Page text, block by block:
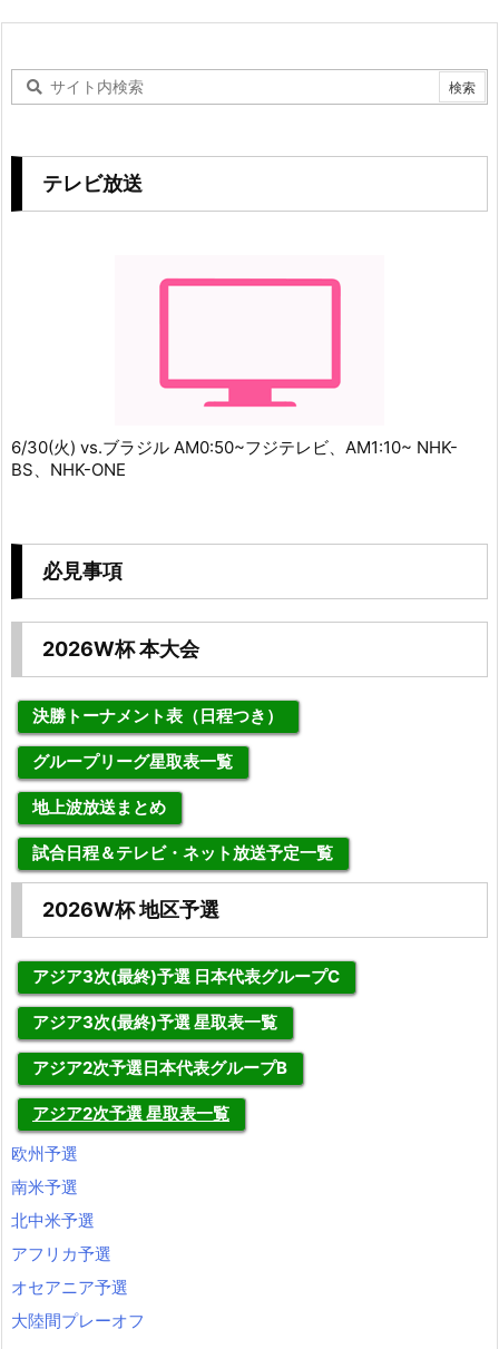
テレビ放送
6/30(火) vs.ブラジル AM0:50~フジテレビ、AM1:10~ NHK-
BS、NHK-ONE
必見事項
2026W杯 本大会
決勝トーナメント表（日程つき）
グループリーグ星取表一覧
地上波放送まとめ
試合日程＆テレビ・ネット放送予定一覧
2026W杯 地区予選
アジア3次(最終)予選 日本代表グループC
アジア3次(最終)予選 星取表一覧
アジア2次予選日本代表グループB
アジア2次予選 星取表一覧
欧州予選
南米予選
北中米予選
アフリカ予選
オセアニア予選
大陸間プレーオフ